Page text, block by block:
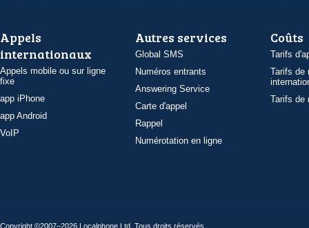
Appels
internationaux
Appels mobile ou sur ligne
fixe
app iPhone
app Android
VoIP
Autres services
Global SMS
Numéros entrants
Answering Service
Carte d'appel
Rappel
Numérotation en ligne
Coûts
Tarifs
Tarifs de
Tarifs de
Copyright ©2007–2026 Localphone Ltd . Tous droits réservés